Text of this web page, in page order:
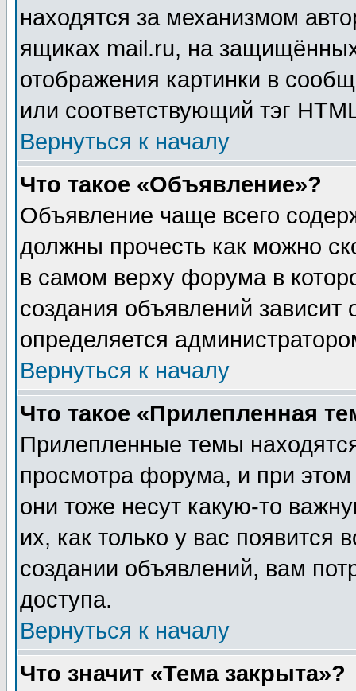
находятся за механизмом
ящиках mail.ru, на
отображения картинки в
или соответствующий тэг
Вернуться к началу
Что такое «Объявление»?
Объявление чаще всего
должны прочесть как можно
в самом верху форума в
создания объявлений зависит
определяется
Вернуться к началу
Что такое «Прилепленная
Прилепленные темы
просмотра форума, и при
они тоже несут какую-то
их, как только у вас появится
создании объявлений, вам
доступа.
Вернуться к началу
Что значит «Тема закрыта»?